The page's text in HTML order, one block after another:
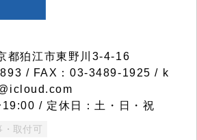
狛江市東野川3-4-16
/ FAX：03-3489-1925 / k
/ 定休日：土・日・祝
・取付可